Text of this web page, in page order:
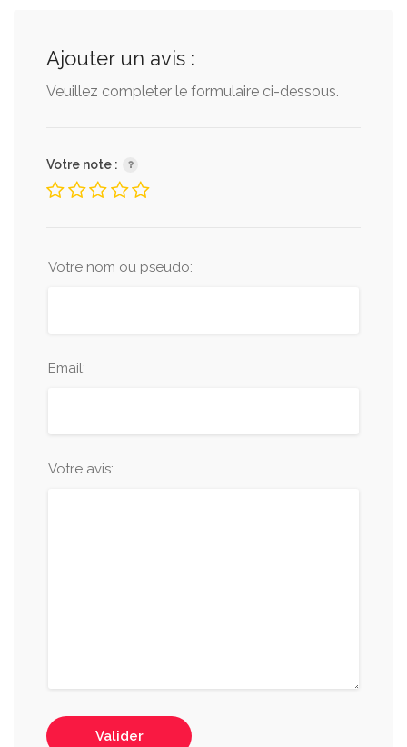
Ajouter un avis :
Veuillez completer le formulaire ci-dessous.
Votre note :
Votre nom ou pseudo:
Email:
Votre avis:
Valider